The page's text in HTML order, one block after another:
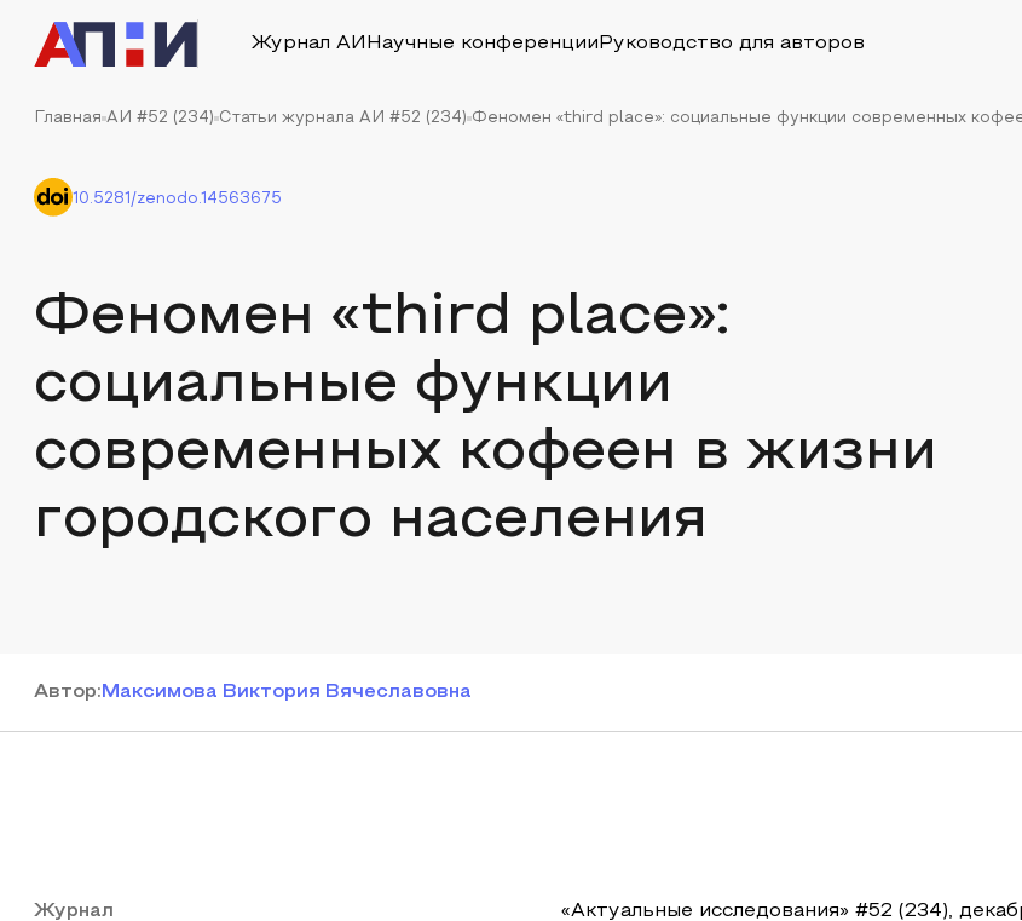
Журнал АИ Научные конференции Руководство для авторов
Главная АИ #52 (234) Статьи журнала АИ #52 (234) Феномен «third place»: социальные функции современных
10.5281/zenodo.14563675
Феномен «third place»:
социальные функции
современных кофеен в жизни
городского населения
Автор: Максимова Виктория Вячеславовна
Журнал «Актуальные исследования» #52 (234),